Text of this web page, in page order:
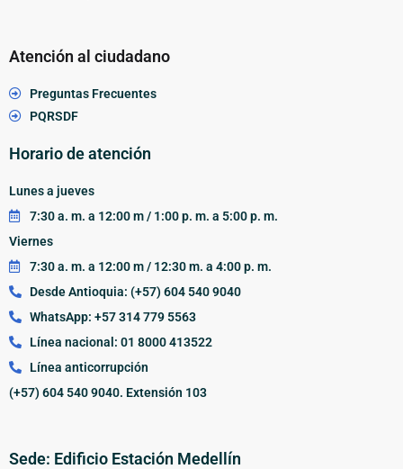
Atención al ciudadano
Preguntas Frecuentes
PQRSDF
Horario de atención
Lunes a jueves
7:30 a. m. a 12:00 m / 1:00 p. m. a 5:00 p. m.
Viernes
7:30 a. m. a 12:00 m / 12:30 m. a 4:00 p. m.
Desde Antioquia: (+57) 604 540 9040
WhatsApp: +57 314 779 5563
Línea nacional: 01 8000 413522
Línea anticorrupción
(+57) 604 540 9040. Extensión 103
Sede: Edificio Estación Medellín